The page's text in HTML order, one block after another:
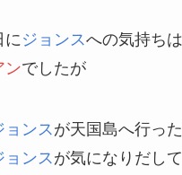
にジョンスへの気持ち
ンでしたが
ョンス が天国島へ行っ
ョンス が気になりだし